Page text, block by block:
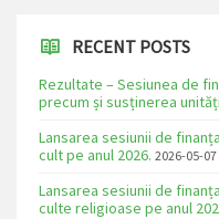
RECENT POSTS
Rezultate – Sesiunea de
precum și susținerea
Lansarea sesiunii de
cult pe anul 2026. 2026-05-07
Lansarea sesiunii de
culte religioase pe anul